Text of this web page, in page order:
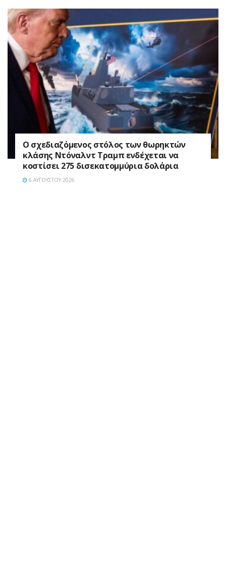
Ο σχεδιαζόμενος στόλος των θωρηκτών
κλάσης Ντόναλντ Τραμπ ενδέχεται να
κοστίσει 275 δισεκατομμύρια δολάρια
6 ΑΥΓΟΎΣΤΟΥ 2026